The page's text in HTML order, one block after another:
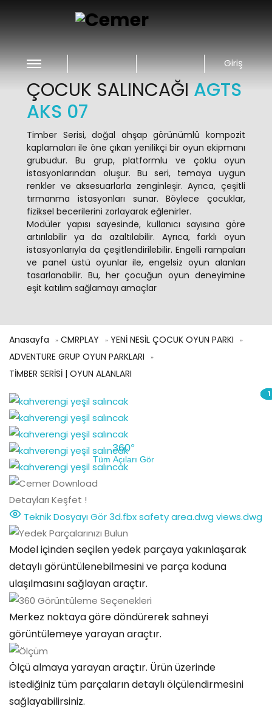
Giriş
ÇOCUK SALINCAĞI AGTS
AKS 07
Timber Serisi, doğal ahşap görünümlü kompozit
kaplamaları ile öne çıkan yenilikçi bir oyun ekipmanı
grubudur. Bu grup, platformlu ve çoklu oyun
istasyonlarından oluşur. Bu seri, temaya uygun
renkler ve aksesuarlarla zenginleşir. Ayrıca, çeşitli
tırmanma istasyonları sunar. Böylece çocuklar,
fiziksel becerilerini zorlayarak eğlenirler.
Modüler yapısı sayesinde, kullanıcı sayısına göre
artırılabilir ya da azaltılabilir. Ayrıca, farklı oyun
istasyonlarıyla da çeşitlendirilebilir. Engelli rampaları
ve panel üstü oyunlar ile, engelsiz oyun alanları
tasarlanabilir. Bu, her çocuğun oyun deneyimine
eşit katılım sağlamayı amaçlar
Anasayfa CMRPLAY
YENİ NESİL ÇOCUK OYUN PARKI
ADVENTURE GRUP OYUN PARKLARI
TİMBER SERİSİ | OYUN ALANLARI
1111
360°
Tüm Açıları Gör
Detayları Keşfet !
Teknik Dosyayı Gör3d.fbxsafety area.dwg views.dwg
Model içinden seçilen yedek parçaya yakınlaşarak
detaylı görüntülenebilmesini ve parça koduna
ulaşılmasını sağlayan araçtır.
Merkez noktaya göre döndürerek sahneyi
görüntülemeye yarayan araçtır.
Ölçü almaya yarayan araçtır. Ürün üzerinde
istediğiniz tüm parçaların detaylı ölçülendirmesini
sağlayabilirsiniz.